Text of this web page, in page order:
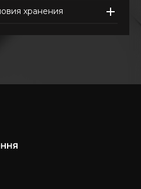
хранения